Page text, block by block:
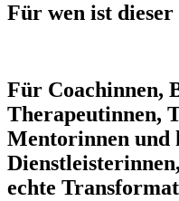
Für wen ist
Für Coachinnen,
Therapeutinnen,
Mentorinnen und
echte